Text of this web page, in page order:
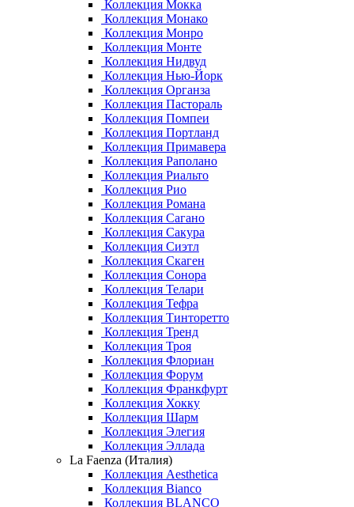
Коллекция Мокка
Коллекция Монако
Коллекция Монро
Коллекция Монте
Коллекция Нидвуд
Коллекция Нью-Йорк
Коллекция Органза
Коллекция Пастораль
Коллекция Помпеи
Коллекция Портланд
Коллекция Примавера
Коллекция Раполано
Коллекция Риальто
Коллекция Рио
Коллекция Романа
Коллекция Сагано
Коллекция Сакура
Коллекция Сиэтл
Коллекция Скаген
Коллекция Сонора
Коллекция Телари
Коллекция Тефра
Коллекция Тинторетто
Коллекция Тренд
Коллекция Троя
Коллекция Флориан
Коллекция Форум
Коллекция Франкфурт
Коллекция Хокку
Коллекция Шарм
Коллекция Элегия
Коллекция Эллада
La Faenza (Италия)
Коллекция Aesthetica
Коллекция Bianco
Коллекция BLANCO